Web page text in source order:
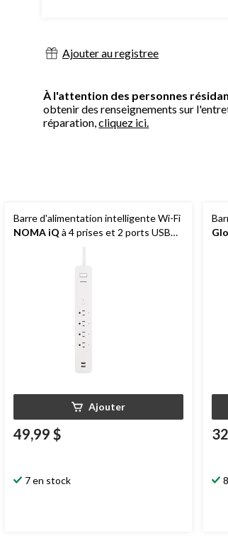
Ajouter au registree
À l'attention des personnes
obtenir des renseignements sur
réparation,cliquez ici.
Barre d'alimentation intelligente Wi-Fi
NOMA iQ à 4 prises et 2 ports USB
et l'assistant Google, blanc
Ajouter
49,99 $
7 en stock